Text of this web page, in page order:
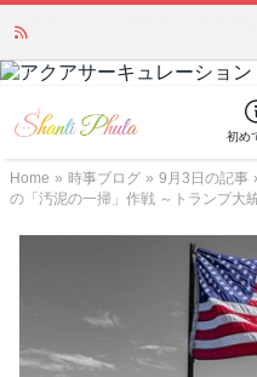
初め
Home » 時事ブログ » 9月3日の記事
の「汚泥の一掃」作戦 ～トランプ大